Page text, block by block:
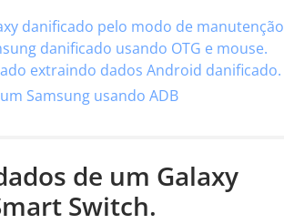
danificado pelo modo de manutenção
danificado usando OTG e mouse.
extraindo dados Android danificado.
Samsung usando ADB
de um Galaxy
Switch.